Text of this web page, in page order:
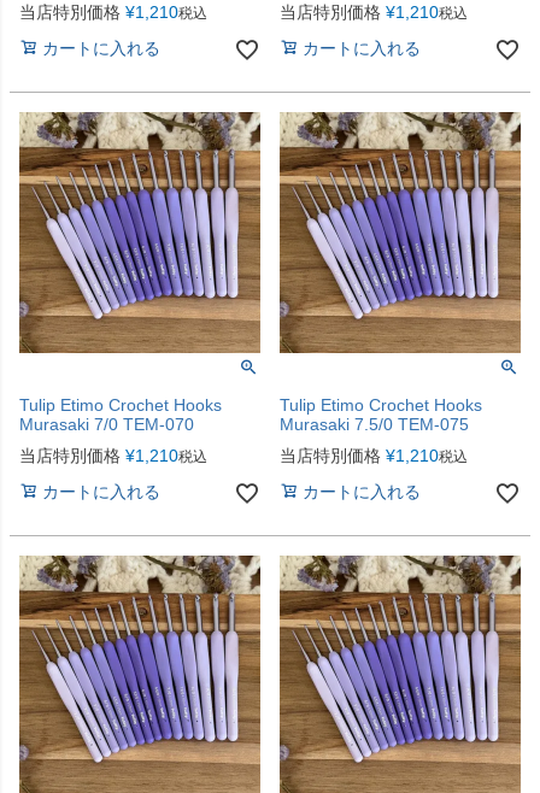
当店特別価格 ¥1,210税込
カートに入れる
当店特別価格 ¥1,210税込
カートに入れる
Tulip Etimo Crochet Hooks
Murasaki 7/0 TEM-070
当店特別価格 ¥1,210税込
カートに入れる
Tulip Etimo Crochet Hooks
Murasaki 7.5/0 TEM-075
当店特別価格 ¥1,210税込
カートに入れる